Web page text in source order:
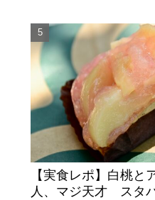
【実食レポ】白桃と
人、マジ天才 スタ